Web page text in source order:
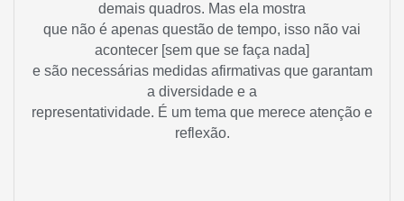
demais quadros. Mas ela mostra
que não é apenas questão de tempo, isso não vai
acontecer [sem que se faça nada]
e são necessárias medidas afirmativas que garantam
a diversidade e a
representatividade. É um tema que merece atenção e
reflexão.